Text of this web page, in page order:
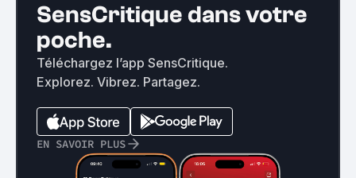
SensCritique dans votre
poche.
Téléchargez l’app SensCritique.
Explorez. Vibrez. Partagez.
EN SAVOIR PLUS